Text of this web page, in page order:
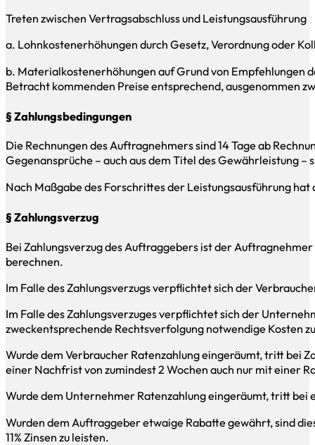
Treten zwischen Vertragsabschluss und Leistungsausführung
a. Lohnkostenerhöhungen durch Gesetz, Verordnung oder
b. Materialkostenerhöhungen auf Grund von Empfehlungen
Betracht kommenden Preise entsprechend, ausgenommen
§ Zahlungsbedingungen
Die Rechnungen des Auftragnehmers sind 14 Tage ab
Gegenansprüche – auch aus dem Titel des Gewährleistung –
Nach Maßgabe des Forschrittes der Leistungsausführung
§ Zahlungsverzug
Bei Zahlungsverzug des Auftraggebers ist der
berechnen.
Im Falle des Zahlungsverzugs verpflichtet sich der
Im Falle des Zahlungsverzuges verpflichtet sich der
zweckentsprechende Rechtsverfolgung notwendige Kosten
Wurde dem Verbraucher Ratenzahlung eingeräumt, tritt bei
einer Nachfrist von zumindest 2 Wochen auch nur mit einer
Wurde dem Unternehmer Ratenzahlung eingeräumt, tritt
Wurden dem Auftraggeber etwaige Rabatte gewährt, sind
11% Zinsen zu leisten.